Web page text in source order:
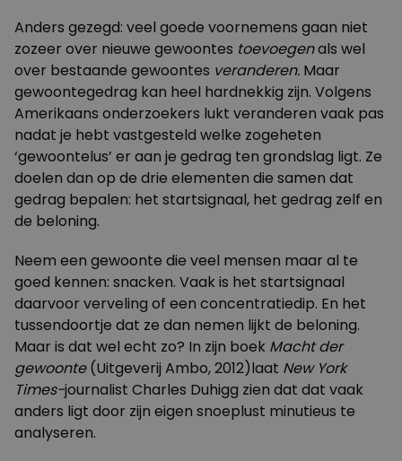
Anders gezegd: veel goede voornemens gaan niet
zozeer over nieuwe gewoontes toevoegenals wel
over bestaande gewoontes veranderen. Maar
gewoontegedrag kan heel hardnekkig zijn. Volgens
Amerikaans onderzoekers lukt veranderen vaak pas
nadat je hebt vastgesteld welke zogeheten
‘gewoontelus’ er aan je gedrag ten grondslag ligt. Ze
doelen dan op de drie elementen die samen dat
gedrag bepalen: het startsignaal, het gedrag zelf en
de beloning.
Neem een gewoonte die veel mensen maar al te
goed kennen: snacken. Vaak is het startsignaal
daarvoor verveling of een concentratiedip. En het
tussendoortje dat ze dan nemen lijkt de beloning.
Maar is dat wel echt zo? In zijn boek Macht der
gewoonte(Uitgeverij Ambo, 2012)laat New York
Times-journalist Charles Duhigg zien dat dat vaak
anders ligt door zijn eigen snoeplust minutieus te
analyseren.